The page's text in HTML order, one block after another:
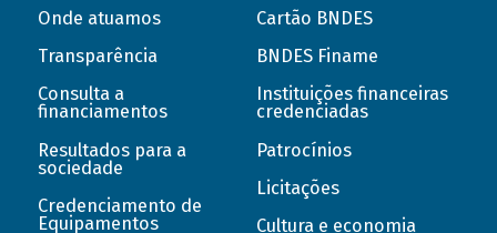
Onde atuamos
Transparência
Consulta a
financiamentos
Resultados para a
sociedade
Credenciamento de
Equipamentos
Cartão BNDES
BNDES Finame
Instituições financeiras
credenciadas
Patrocínios
Licitações
Cultura e economia